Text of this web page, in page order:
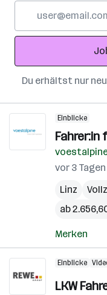
Adresse
Du erhältst nur
Einblicke
Fahrer:in
voestalpine
vor 3
Linz
ab
Merken
Einblicke
LKW